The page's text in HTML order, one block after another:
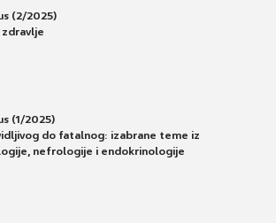
(2/2025)
(1/2025)
do fatalnog: izabrane teme iz
nefrologije i endokrinologije